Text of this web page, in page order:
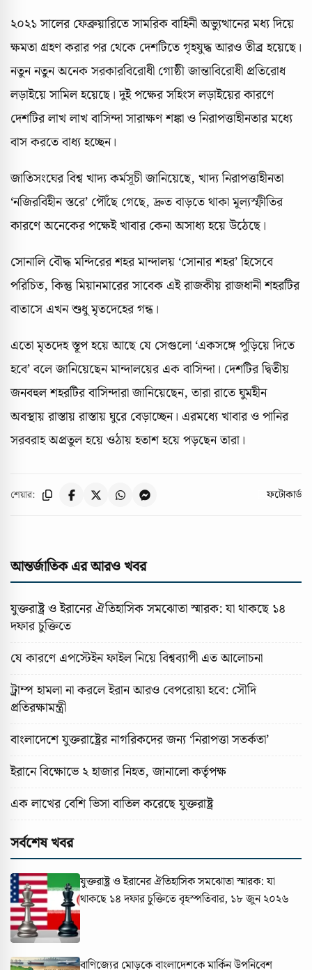
২০২১ সালের ফেব্রুয়ারিতে সামরিক বাহিনী অভ্যুত্থানের মধ্য দিয়ে
ক্ষমতা গ্রহণ করার পর থেকে দেশটিতে গৃহযুদ্ধ আরও তীব্র হয়েছে।
নতুন নতুন অনেক সরকারবিরোধী গোষ্ঠী জান্তাবিরোধী প্রতিরোধ
লড়াইয়ে সামিল হয়েছে। দুই পক্ষের সহিংস লড়াইয়ের কারণে
দেশটির লাখ লাখ বাসিন্দা সারাক্ষণ শঙ্কা ও নিরাপত্তাহীনতার মধ্যে
বাস করতে বাধ্য হচ্ছেন।
জাতিসংঘের বিশ্ব খাদ্য কর্মসূচী জানিয়েছে, খাদ্য নিরাপত্তাহীনতা
‘নজিরবিহীন স্তরে’ পৌঁছে গেছে, দ্রুত বাড়তে থাকা মূল্যস্ফীতির
কারণে অনেকের পক্ষেই খাবার কেনা অসাধ্য হয়ে উঠেছে।
সোনালি বৌদ্ধ মন্দিরের শহর মান্দালয় ‘সোনার শহর’ হিসেবে
পরিচিত, কিন্তু মিয়ানমারের সাবেক এই রাজকীয় রাজধানী শহরটির
বাতাসে এখন শুধু মৃতদেহের গন্ধ।
এতো মৃতদেহ স্তূপ হয়ে আছে যে সেগুলো ‘একসঙ্গে পুড়িয়ে দিতে
হবে’ বলে জানিয়েছেন মান্দালয়ের এক বাসিন্দা। দেশটির দ্বিতীয়
জনবহুল শহরটির বাসিন্দারা জানিয়েছেন, তারা রাতে ঘুমহীন
অবস্থায় রাস্তায় রাস্তায় ঘুরে বেড়াচ্ছেন। এরমধ্যে খাবার ও পানির
সরবরাহ অপ্রতুল হয়ে ওঠায় হতাশ হয়ে পড়ছেন তারা।
শেয়ার: ফটোকার্ড
আন্তর্জাতিক এর আরও খবর
যুক্তরাষ্ট্র ও ইরানের ঐতিহাসিক সমঝোতা স্মারক: যা থাকছে ১৪
দফার চুক্তিতে
যে কারণে এপস্টেইন ফাইল নিয়ে বিশ্বব্যাপী এত আলোচনা
ট্রাম্প হামলা না করলে ইরান আরও বেপরোয়া হবে: সৌদি
প্রতিরক্ষামন্ত্রী
বাংলাদেশে যুক্তরাষ্ট্রের নাগরিকদের জন্য ‘নিরাপত্তা সতর্কতা’
ইরানে বিক্ষোভে ২ হাজার নিহত, জানালো কর্তৃপক্ষ
এক লাখের বেশি ভিসা বাতিল করেছে যুক্তরাষ্ট্র
সর্বশেষ খবর
যুক্তরাষ্ট্র ও ইরানের ঐতিহাসিক সমঝোতা স্মারক: যা
থাকছে ১৪ দফার চুক্তিতেবৃহস্পতিবার, ১৮ জুন ২০২৬
বাণিজ্যের মোড়কে বাংলাদেশকে মার্কিন উপনিবেশ